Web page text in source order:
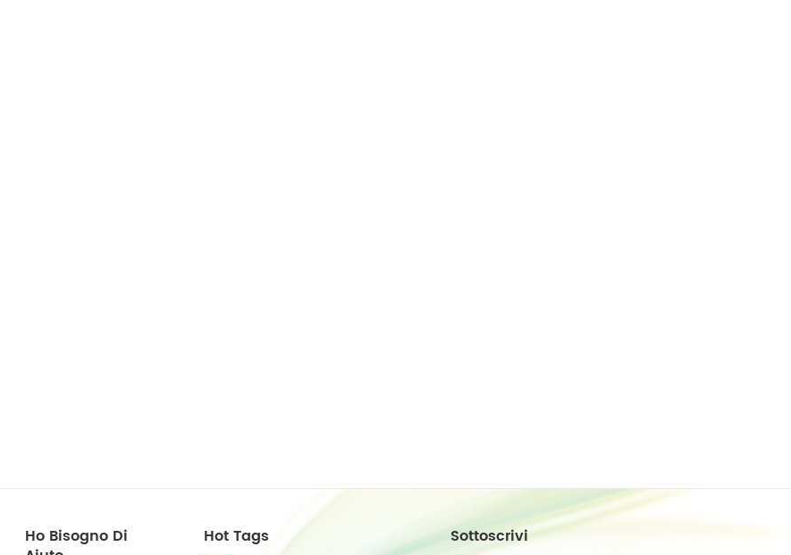
Ho Bisogno Di
Hot Tags Sottoscrivi